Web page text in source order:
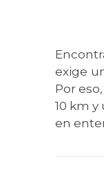
exige
Por
10 km
en